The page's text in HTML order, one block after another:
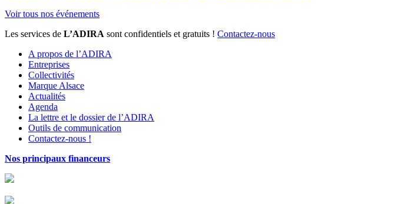
Voir tous nos événements
Les services de L’ADIRA sont confidentiels et gratuits ! Contactez-nous
A propos de l’ADIRA
Entreprises
Collectivités
Marque Alsace
Actualités
Agenda
La lettre et le dossier de l’ADIRA
Outils de communication
Contactez-nous !
Nos principaux financeurs